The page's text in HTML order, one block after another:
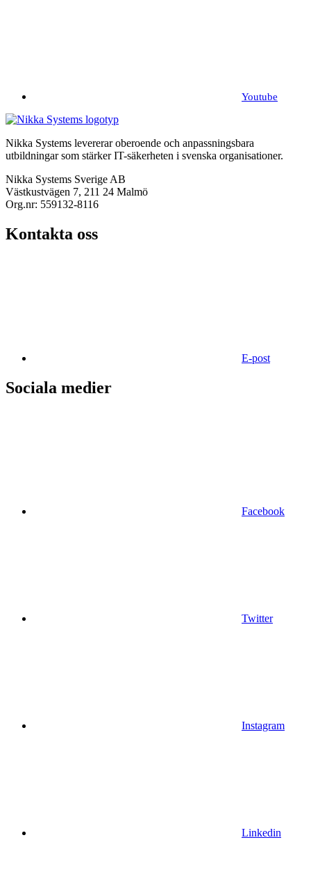
Youtube
Nikka Systems levererar oberoende och anpassningsbara
utbildningar som stärker IT-säkerheten i svenska organisationer.
Nikka Systems Sverige AB
Västkustvägen 7, 211 24 Malmö
Org.nr: 559132-8116
Kontakta oss
E-post
Sociala medier
Facebook
Twitter
Instagram
Linkedin